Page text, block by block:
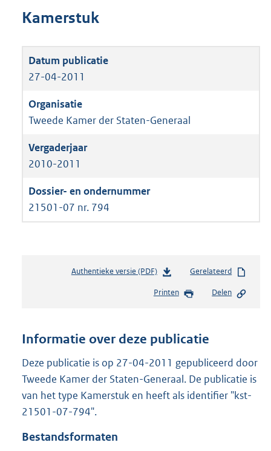
Kamerstuk
27-04-2011
Tweede Kamer der Staten-Generaal
2010-2011
21501-07 nr. 794
Authentieke versie (PDF)b
s
n
s
r
o
Gerelateerd
Printen Delen
Informatie over deze publicatie
Deze publicatie is op 27-04-2011 gepubliceerd door
Tweede Kamer der Staten-Generaal. De publicatie is
van het type Kamerstuk en heeft als identifier "kst-
21501-07-794".
Bestandsformaten